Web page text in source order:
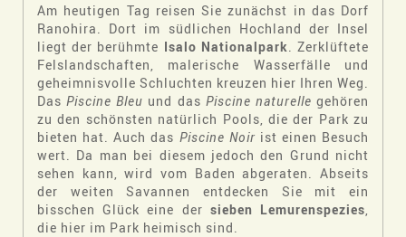
Am heutigen Tag reisen Sie zunächst in das Dorf
Ranohira. Dort im südlichen Hochland der Insel
liegt der berühmte Isalo Nationalpark . Zerklüftete
Felslandschaften, malerische Wasserfälle und
geheimnisvolle Schluchten kreuzen hier Ihren Weg.
Das Piscine Bleu und das Piscine naturelle gehören
zu den schönsten natürlich Pools, die der Park zu
bieten hat. Auch das Piscine Noirist einen Besuch
wert. Da man bei diesem jedoch den Grund nicht
sehen kann, wird vom Baden abgeraten. Abseits
der weiten Savannen entdecken Sie mit ein
bisschen Glück eine der sieben Lemurenspezies
die hier im Park heimisch sind.